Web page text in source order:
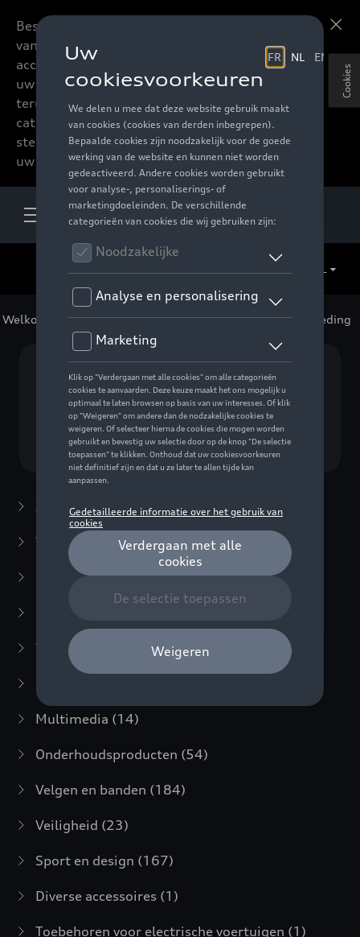
Beste accessoires-lovers,
vanaf nu kan u het hele
accessoire assortiment van
uw favoriete merk
terugvinden in de online
catalogus. Deze kunnen
steeds besteld worden via
uw verdeler.
Welkom Voor uw Audi >Lifestyle >ID Collectie > Kleding
Geen model geselecteerd (Alles weergeven)
Kies een model
Zomeraccessoires(7)
Winteraccessoires(20)
(38)
Transport
Multimedia (14)
Onderhoudsproducten (54)
Velgen en banden (184)
Veiligheid (23)
Sport en design (167)
Diverse accessoires (1)
Toebehoren voor electrische voertuigen (1)
Cookies